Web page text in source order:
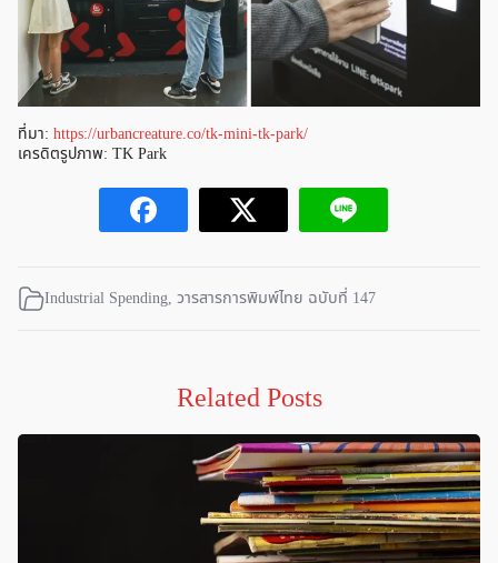
ที่มา: https://urbancreature.co/tk-mini-tk-park/
เครดิตรูปภาพ: TK Park
Industrial Spending, วารสารการพิมพ์ไทย ฉบับที่ 147
Related Posts